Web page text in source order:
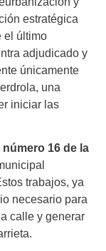
estratégica
el último
adjudicado y
únicamente
una
iniciar las
16 de la
trabajos, ya
necesario para
calle y generar